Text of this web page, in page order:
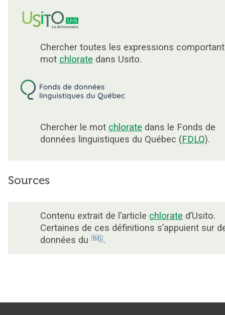
Chercher toutes les expressions
mot chlorate dans Usito.
Chercher le mot chlorate dans le Fonds de
données linguistiques du Québec (FDLQ).
Sources
Contenu extrait de l’article chlorate d’Usito.
Certaines de ces définitions s’appuient sur
données du
.